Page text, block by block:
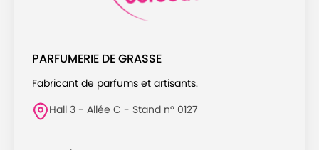
PARFUMERIE DE GRASSE
Fabricant de parfums et artisants.
Hall 3 - Allée C - Stand n° 0127